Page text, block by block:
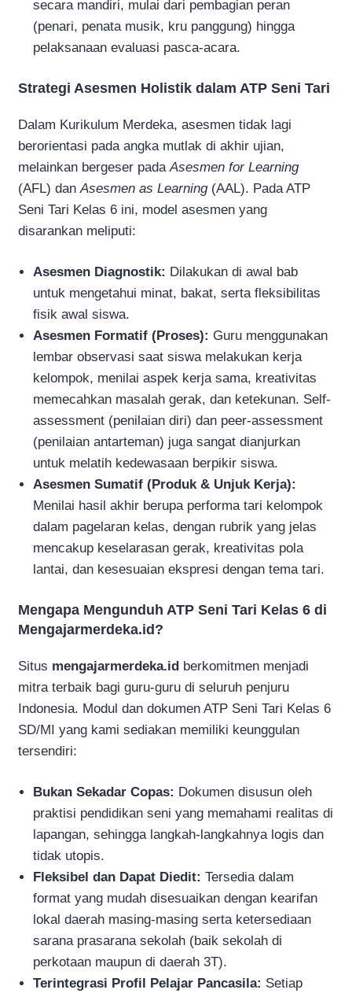
secara mandiri, mulai dari pembagian peran
(penari, penata musik, kru panggung) hingga
pelaksanaan evaluasi pasca-acara.
Strategi Asesmen Holistik dalam ATP Seni Tari
Dalam Kurikulum Merdeka, asesmen tidak lagi
berorientasi pada angka mutlak di akhir ujian,
melainkan bergeser padaAsesmen for Learning
(AFL) danAsesmen as Learning(AAL). Pada ATP
Seni Tari Kelas 6 ini, model asesmen yang
disarankan meliputi:
Asesmen Diagnostik: Dilakukan di awal bab
untuk mengetahui minat, bakat, serta fleksibilitas
fisik awal siswa.
Asesmen Formatif (Proses): Guru menggunakan
lembar observasi saat siswa melakukan kerja
kelompok, menilai aspek kerja sama, kreativitas
memecahkan masalah gerak, dan ketekunan. Self-
assessment (penilaian diri) dan peer-assessment
(penilaian antarteman) juga sangat dianjurkan
untuk melatih kedewasaan berpikir siswa.
Asesmen Sumatif (Produk & Unjuk Kerja):
Menilai hasil akhir berupa performa tari kelompok
dalam pagelaran kelas, dengan rubrik yang jelas
mencakup keselarasan gerak, kreativitas pola
lantai, dan kesesuaian ekspresi dengan tema tari.
Mengapa Mengunduh ATP Seni Tari Kelas 6 di
Mengajarmerdeka.id?
Situs mengajarmerdeka.id berkomitmen menjadi
mitra terbaik bagi guru-guru di seluruh penjuru
Indonesia. Modul dan dokumen ATP Seni Tari Kelas 6
SD/MI yang kami sediakan memiliki keunggulan
tersendiri:
Bukan Sekadar Copas: Dokumen disusun oleh
praktisi pendidikan seni yang memahami realitas di
lapangan, sehingga langkah-langkahnya logis dan
tidak utopis.
Fleksibel dan Dapat Diedit: Tersedia dalam
format yang mudah disesuaikan dengan kearifan
lokal daerah masing-masing serta ketersediaan
sarana prasarana sekolah (baik sekolah di
perkotaan maupun di daerah 3T).
Terintegrasi Profil Pelajar Pancasila: Setiap